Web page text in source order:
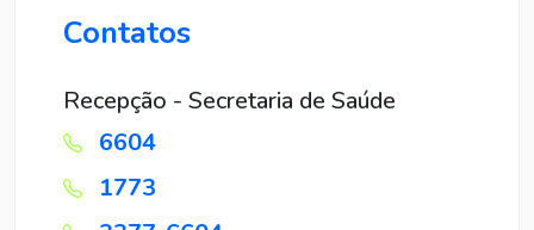
Contatos
Recepção - Secretaria de Saúde
6604
1773